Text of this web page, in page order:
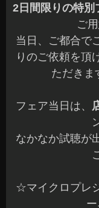
2日間限りの特別
ご
当日、ご都合で
りのご依頼を頂
ただきま
フェア当日は、
なかなか試聴が
☆マイクロプレ